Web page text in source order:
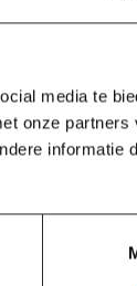
media te
onze partners
informatie